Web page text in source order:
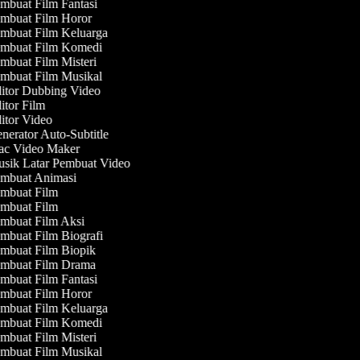
Film Fantasi
Film Horor
Film Keluarga
Film Komedi
Film Misteri
Film Musikal
Dubbing Video
Film
Video
Auto-Subtitle
Video Maker
Latar Pembuat Video
Animasi
Film
Film
Film Aksi
Film Biografi
Film Biopik
Film Drama
Film Fantasi
Film Horor
Film Keluarga
Film Komedi
Film Misteri
Film Musikal